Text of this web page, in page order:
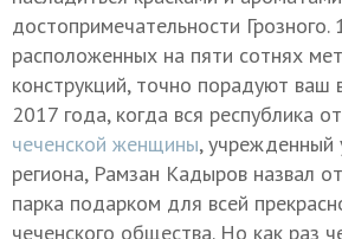
достопримечательности Грозного.
расположенных на пяти сотнях
конструкций, точно порадуют ваш
2017 года, когда вся республика
чеченской женщины, учрежденный
региона, Рамзан Кадыров назвал
парка подарком для всей
чеченского общества. Но как раз